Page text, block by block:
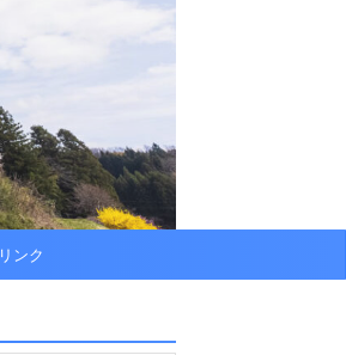
リンク